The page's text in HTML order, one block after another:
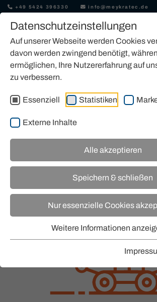
Datenschutzeinstellungen
Auf unserer Webseite werden Cookies
davon werden zwingend benötigt,
ermöglichen, Ihre Nutzererfahrung auf
zu verbessern.
Essenziell Statistiken
Externe Inhalte
Alle akzeptieren
Speichern & schließen
Nur essenzielle Cookies
Weitere Informationen
+49 5424 396330 info@meykratec.de